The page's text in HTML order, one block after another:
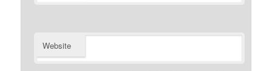
Website